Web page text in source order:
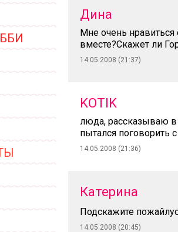
Дина
Мне очень нравиться
вместе?Скажет ли
14.05.2008 (21:37)
KOTIK
люда, рассказываю в
пытался поговорить
14.05.2008 (21:36)
Катерина
Подскажите
14.05.2008 (20:45)